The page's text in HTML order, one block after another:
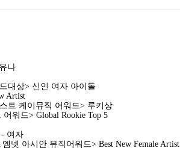
나
대상> 신인 여자 아이돌
Artist
트 케이뮤직 어워드> 루키상
워드> Global Rookie Top 5
여자
넷 아시안 뮤직어워드> Best New Female Artist